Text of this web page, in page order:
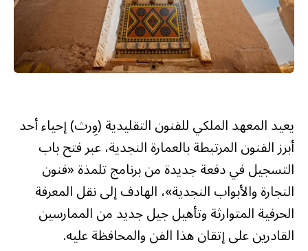
يعيد المعهد الملكي للفنون التقليدية (وِرث) إحياء أحد
أبرز الفنون المرتبطة بالعمارة النجدية، عبر فتح باب
التسجيل في دفعة جديدة من برنامج تلمذة «فنون
النجارة والأبواب النجدية»، الهادف إلى نقل المعرفة
الحرفية المتوارثة وتأهيل جيل جديد من الممارسين
القادرين على إتقان هذا الفن والمحافظة عليه.